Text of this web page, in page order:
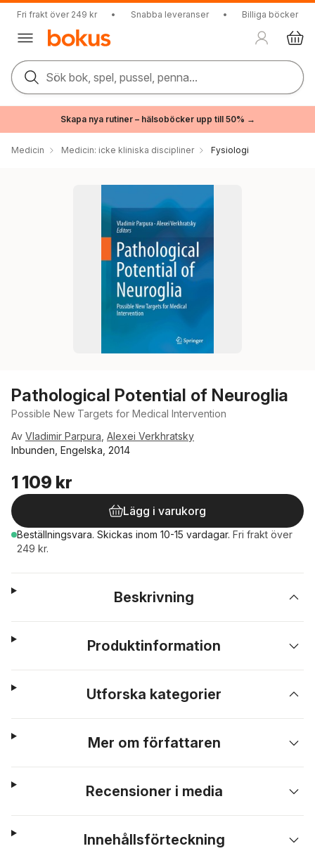
Fri frakt över 249 kr • Snabba leveranser • Billiga böcker
Sök bok, spel, pussel, penna...
Skapa nya rutiner – hälsoböcker upp till 50% →
Medicin Medicin: icke kliniska discipliner Fysiologi
Pathological Potential of Neuroglia
Possible New Targets for Medical Intervention
Av Vladimir Parpura Alexei Verkhratsky
Inbunden, Engelska, 2014
1 109 kr
Lägg i varukorg
Beställningsvara. Skickas inom 10-15 vardagar. Fri frakt över
249 kr.
Beskrivning
Produktinformation
Utforska kategorier
Mer om författaren
Recensioner i media
Innehållsförteckning